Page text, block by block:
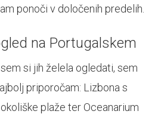
ponoči v določenih predelih.
na Portugalskem
si jih želela ogledati, sem
priporočam: Lizbona s
plaže ter Oceanarium